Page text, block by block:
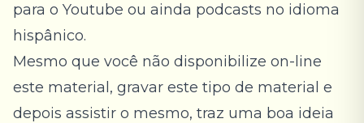
para o Youtube ou ainda podcasts no idioma
hispânico.
Mesmo que você não disponibilize on-line
este material, gravar este tipo de material e
depois assistir o mesmo, traz uma boa ideia